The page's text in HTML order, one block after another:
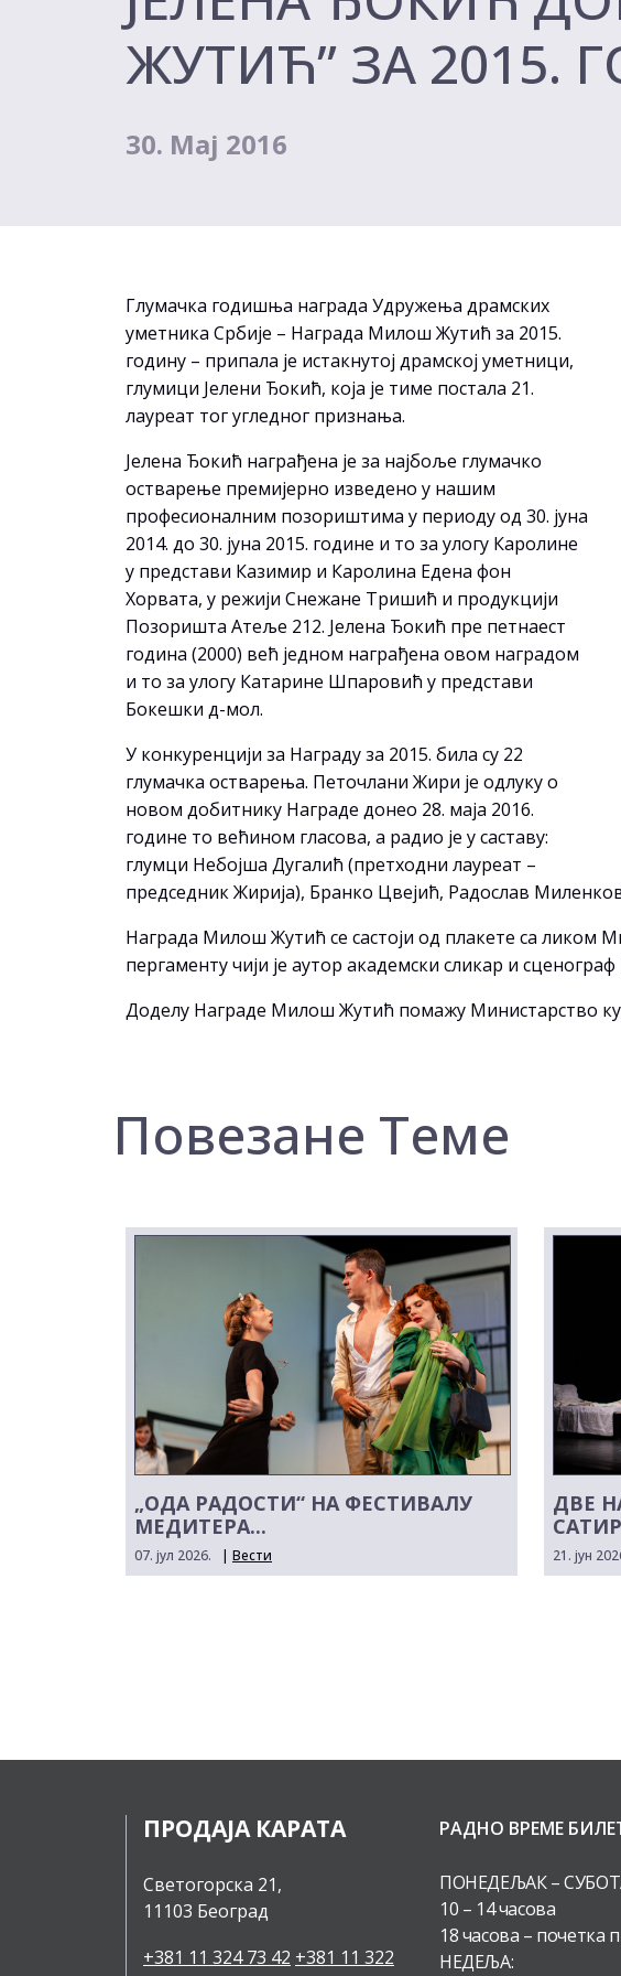
ЖУТИЋ” ЗА 2015.
30. Мај 2016
Глумачка годишња награда Удружења драмских
уметника Србије – Награда Милош Жутић за 2015.
годину – припала је истакнутој драмској уметници,
глумици Јелени Ђокић, која је тиме постала 21.
лауреат тог угледног признања.
Јелена Ђокић награђена је за најбоље глумачко
остварење премијерно изведено у нашим
професионалним позориштима у периоду од 30. јуна
2014. до 30. јуна 2015. године и то за улогу Каролине
у представи Казимир и Каролина Едена фон
Хорвата, у режији Снежане Тришић и продукцији
Позоришта Атеље 212. Јелена Ђокић пре петнаест
година (2000) већ једном награђена овом наградом
и то за улогу Катарине Шпаровић у представи
Бокешки д-мол.
У конкуренцији за Награду за 2015. била су 22
глумачка остварења. Петочлани Жири је одлуку о
новом добитнику Награде донео 28. маја 2016.
године то већином гласова, а радио је у саставу:
глумци Небојша Дугалић (претходни лауреат –
председник Жирија), Бранко Цвејић, Радослав
Награда Милош Жутић се састоји од плакете са ликом
пергаменту чији је аутор академски сликар и
Доделу Награде Милош Жутић помажу Министарство
Повезане Теме
„ОДА РАДОСТИ“ НА ФЕСТИВАЛУ
МЕДИТЕРА...
07. јул 2026. | Вести
ДВЕ
21. јун
ПРОДАЈА КАРАТА
Светогорска 21,
11103 Београд
+381 11 324 73 42 +381 11 322
РАДНО ВРЕМЕ
ПОНЕДЕЉАК –
10 – 14 часова
18 часова – почетка
НЕДЕЉА: